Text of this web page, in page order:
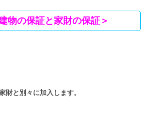
物の保証と家財の保証＞
財と別々に加入します。